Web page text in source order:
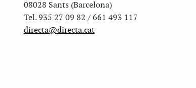
08028 Sants (Barcelona)
Tel. 935 27 09 82 / 661 493 117
directa@directa.cat